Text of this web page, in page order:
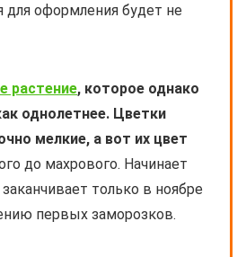
для оформления будет не
растение, которое однако
однолетнее. Цветки
мелкие, а вот их цвет
до махрового. Начинает
только в ноябре
первых заморозков.